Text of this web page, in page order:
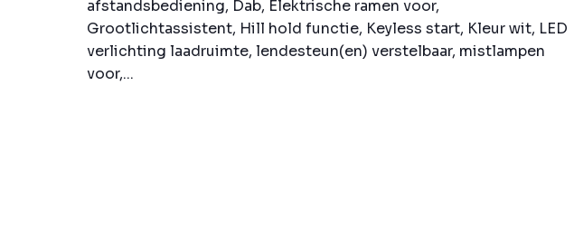
afstandsbediening, Dab, Elektrische ramen voor,
Grootlichtassistent, Hill hold functie, Keyless start, Kleur wit, LED
verlichting laadruimte, lendesteun(en) verstelbaar, mistlampen
voor,...